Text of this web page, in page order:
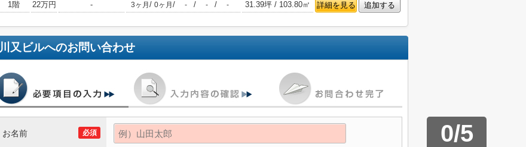
1階
22万円 - 3ヶ月 / 0ヶ月 / - / - / - 31.39坪 / 103.80㎡ 詳細を見る 追加する
川又ビルへのお問い合わせ
0/5
必須
お名前